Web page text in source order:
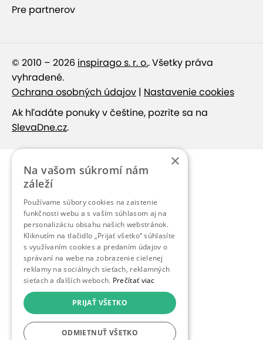
Pre partnerov
© 2010 – 2026 inspirago s. r. o.. Všetky práva
vyhradené.
Ochrana osobných údajov | Nastavenie cookies
Ak hľadáte ponuky v češtine, pozrite sa na
SlevaDne.cz.
×
Na vašom súkromí nám
záleží
Používame súbory cookies na zaistenie
funkčnosti webu a s vaším súhlasom aj na
personalizáciu obsahu našich webstránok.
Kliknutím na tlačidlo „Prijať všetko“ súhlasíte
s využívaním cookies a predaním údajov o
správaní na webe na zobrazenie cielenej
reklamy na sociálnych sieťach, reklamných
sieťach a ďalších weboch. Prečítať viac
PRIJAŤ VŠETKO
ODMIETNUŤ VŠETKO